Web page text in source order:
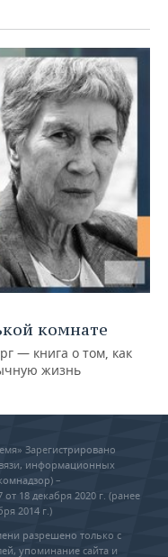
комнате
— книга о том, как
жизнь
Зарегистрировано
информационных
–
18 декабря 2020 г. (ранее
2014 г.)
разрешено только с
упоминание сайта и